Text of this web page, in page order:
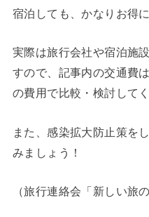
宿泊しても、かなりお得
実際は旅行会社や宿泊施
すので、記事内の交通費
の費用で比較・検討してく
また、感染拡大防止策を
みましょう！
（旅行連絡会「新しい旅